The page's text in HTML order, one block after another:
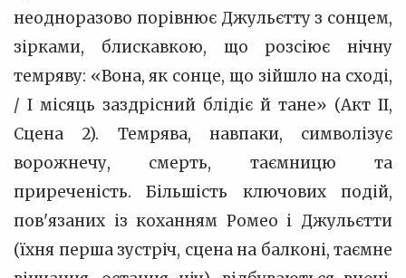
неодноразово порівнює Джульєтту з сонцем,
зірками, блискавкою, що розсіює нічну
темряву: «Вона, як сонце, що зійшло на сході,
/ І місяць заздрісний блідіє й тане» (Акт II,
Сцена 2). Темрява, навпаки, символізує
ворожнечу, смерть, таємницю та
приреченість. Більшість ключових подій,
пов'язаних із коханням Ромео і Джульєтти
(їхня перша зустріч, сцена на балконі, таємне